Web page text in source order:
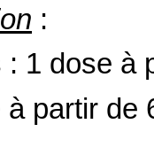
:
1 dose à
partir de